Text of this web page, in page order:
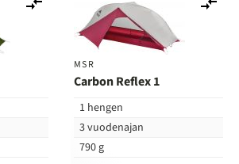
vertailuun
MSR
Carbon Reflex 1
1 hengen
3 vuodenajan
790 g